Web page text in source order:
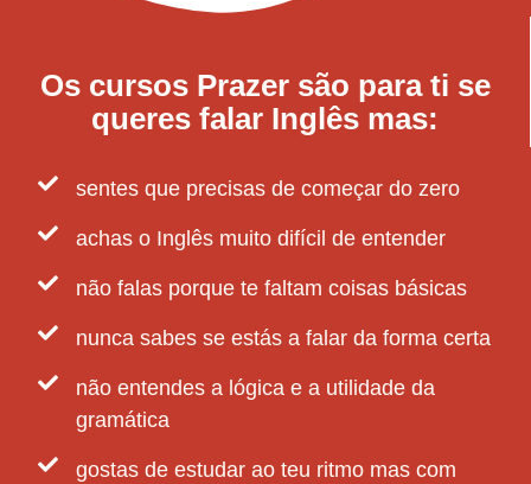
Os cursos Prazer são para ti se
queres falar Inglês mas:
sentes que precisas de começar do zero
achas o Inglês muito difícil de entender
não falas porque te faltam coisas básicas
nunca sabes se estás a falar da forma certa
não entendes a lógica e a utilidade da
gramática
gostas de estudar ao teu ritmo mas com